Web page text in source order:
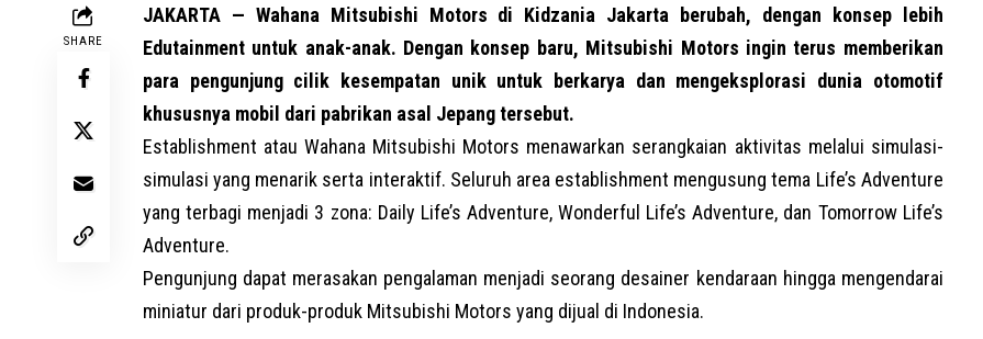
SHARE
JAKARTA — Wahana Mitsubishi Motors di Kidzania Jakarta berubah, dengan konsep lebih
Edutainment untuk anak-anak. Dengan konsep baru, Mitsubishi Motors ingin terus memberikan
para pengunjung cilik kesempatan unik untuk berkarya dan mengeksplorasi dunia otomotif
khususnya mobil dari pabrikan asal Jepang tersebut.
Establishment atau Wahana Mitsubishi Motors menawarkan serangkaian aktivitas melalui simulasi-
simulasi yang menarik serta interaktif. Seluruh area establishment mengusung tema Life’s Adventure
yang terbagi menjadi 3 zona: Daily Life’s Adventure, Wonderful Life’s Adventure, dan Tomorrow Life’s
Adventure.
Pengunjung dapat merasakan pengalaman menjadi seorang desainer kendaraan hingga mengendarai
miniatur dari produk-produk Mitsubishi Motors yang dijual di Indonesia.